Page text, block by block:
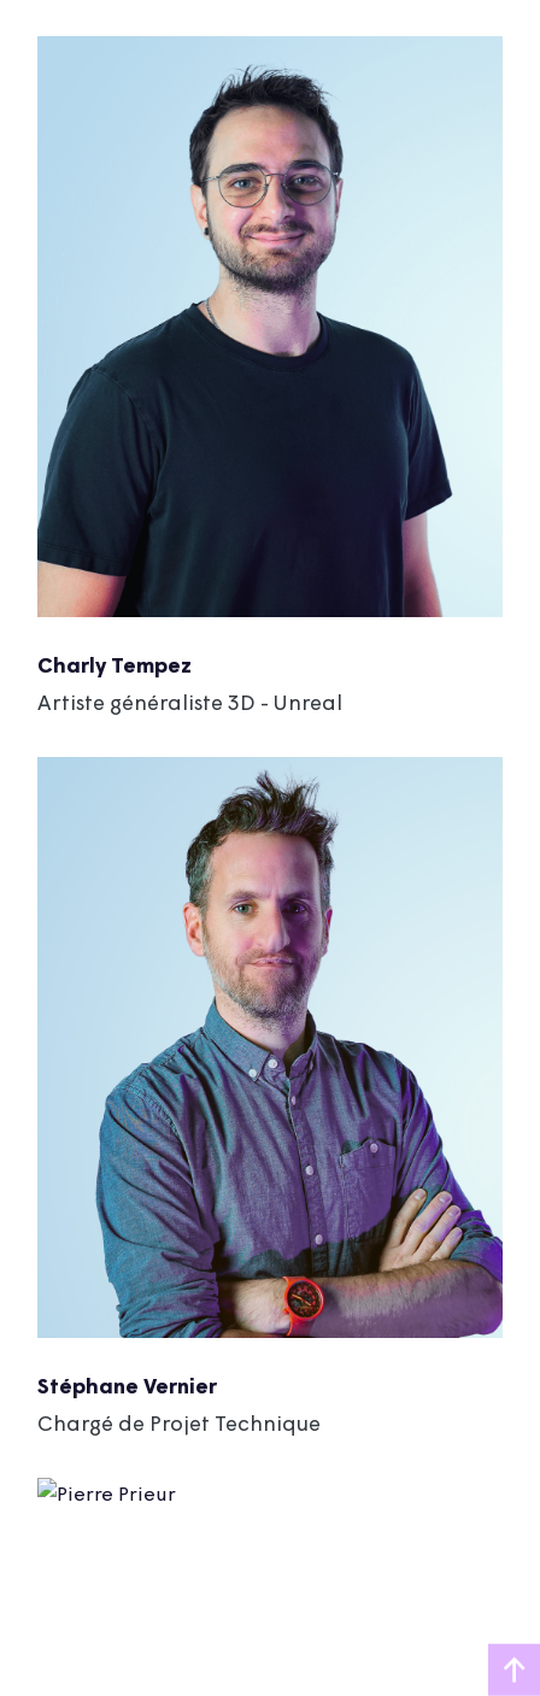
Charly Tempez
Artiste généraliste 3D - Unreal
Stéphane Vernier
Chargé de Projet Technique